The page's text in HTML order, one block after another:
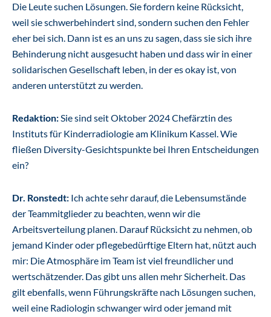
Die Leute suchen Lösungen. Sie fordern keine Rücksicht,
weil sie schwerbehindert sind, sondern suchen den Fehler
eher bei sich. Dann ist es an uns zu sagen, dass sie sich ihre
Behinderung nicht ausgesucht haben und dass wir in einer
solidarischen Gesellschaft leben, in der es okay ist, von
anderen unterstützt zu werden.
Redaktion:Sie sind seit Oktober 2024 Chefärztin des
Instituts für Kinderradiologie am Klinikum Kassel. Wie
fließen Diversity-Gesichtspunkte bei Ihren Entscheidungen
ein?
Dr. Ronstedt: Ich achte sehr darauf, die Lebensumstände
der Teammitglieder zu beachten, wenn wir die
Arbeitsverteilung planen. Darauf Rücksicht zu nehmen, ob
jemand Kinder oder pflegebedürftige Eltern hat, nützt auch
mir: Die Atmosphäre im Team ist viel freundlicher und
wertschätzender. Das gibt uns allen mehr Sicherheit. Das
gilt ebenfalls, wenn Führungskräfte nach Lösungen suchen,
weil eine Radiologin schwanger wird oder jemand mit